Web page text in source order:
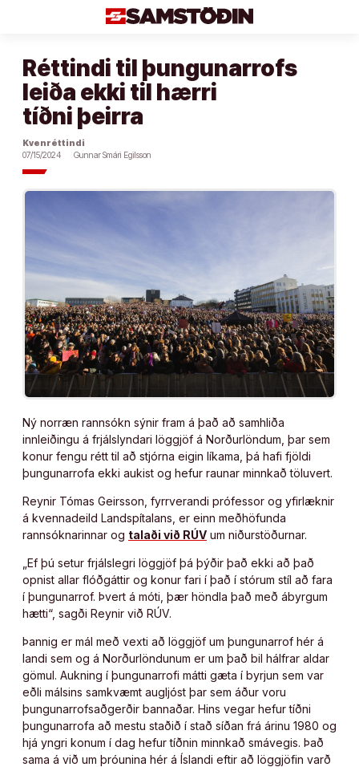
Réttindi til þungunarrofs
leiða ekki til hærri
tíðni þeirra
Kvenréttindi
07/15/2024
Gunnar Smári Egilsson
Ný norræn rannsókn sýnir fram á það að samhliða
innleiðingu á frjálslyndari löggjöf á Norðurlöndum, þar sem
konur fengu rétt til að stjórna eigin líkama, þá hafi fjöldi
þungunarrofa ekki aukist og hefur raunar minnkað töluvert.
Reynir Tómas Geirsson, fyrrverandi prófessor og yfirlæknir
á kvennadeild Landspítalans, er einn meðhöfunda
rannsóknarinnar og talaði við RÚV um niðurstöðurnar.
„Ef þú setur frjálslegri löggjöf þá þýðir það ekki að það
opnist allar flóðgáttir og konur fari í það í stórum stíl að fara
í þungunarrof. Þvert á móti, þær höndla það með ábyrgum
hætti“, sagði Reynir við RÚV.
Þannig er mál með vexti að löggjöf um þungunarrof hér á
landi sem og á Norðurlöndunum er um það bil hálfrar aldar
gömul. Aukning í þungunarrofi mátti gæta í byrjun sem var
eðli málsins samkvæmt augljóst þar sem áður voru
þungunarrofsaðgerðir bannaðar. Hins vegar hefur tíðni
þungunarrofa að mestu staðið í stað síðan frá árinu 1980 og
hjá yngri konum í dag hefur tíðnin minnkað smávegis. Það
sama á við um þróunina hér á Íslandi eftir að löggjöfin varð